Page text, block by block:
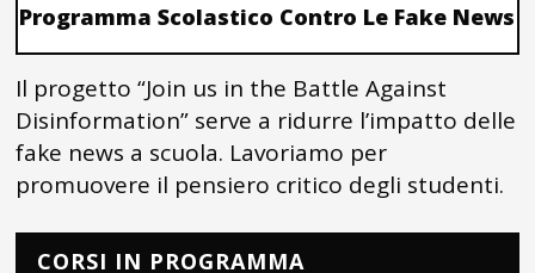
Programma Scolastico Contro Le Fake News
Il progetto “Join us in the Battle Against
Disinformation” serve a ridurre l’impatto delle
fake news a scuola. Lavoriamo per
promuovere il pensiero critico degli studenti.
CORSI IN PROGRAMMA